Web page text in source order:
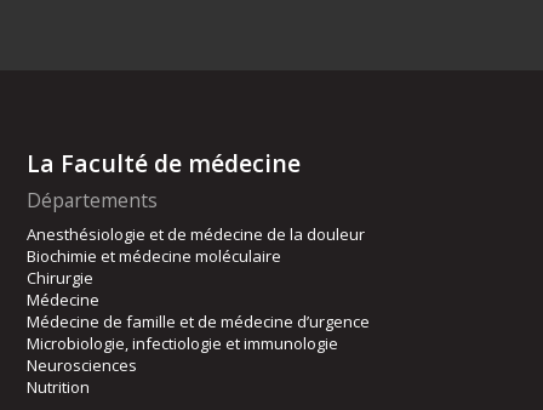
La Faculté de médecine
Départements
Anesthésiologie et de médecine de la douleur
Biochimie et médecine moléculaire
Chirurgie
Médecine
Médecine de famille et de médecine d’urgence
Microbiologie, infectiologie et immunologie
Neurosciences
Nutrition